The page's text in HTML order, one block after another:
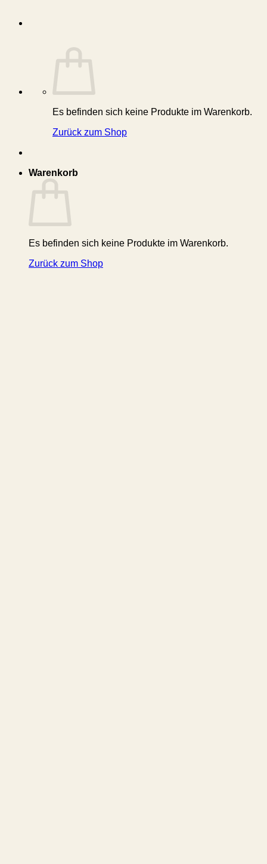
Es befinden sich keine Produkte im Warenkorb.
Zurück zum Shop
Warenkorb
Es befinden sich keine Produkte im Warenkorb.
Zurück zum Shop